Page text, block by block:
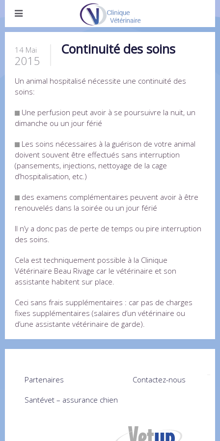
14 Mai
2015
Continuité des soins
Un animal hospitalisé nécessite une continuité des
soins:
Une perfusion peut avoir à se poursuivre la nuit, un
dimanche ou un jour férié
Les soins nécessaires à la guérison de votre animal
doivent souvent être effectués sans interruption
(pansements, injections, nettoyage de la cage
d’hospitalisation, etc.)
des examens complémentaires peuvent avoir à être
renouvelés dans la soirée ou un jour férié
Il n’y a donc pas de perte de temps ou pire interruption
des soins.
Cela est techniquement possible à la Clinique
Vétérinaire Beau Rivage car le vétérinaire et son
assistante habitent sur place.
Ceci sans frais supplémentaires : car pas de charges
fixes supplémentaires (salaires d’un vétérinaire ou
d’une assistante vétérinaire de garde).
Partenaires
Santévet – assurance chien
Contactez-nous